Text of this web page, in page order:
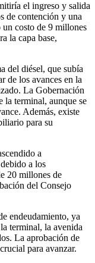
el ingreso y salida
de contención y una
un costo de 9 millones
la capa base,
del diésel, que subía
de los avances en la
La Gobernación
la terminal, aunque se
Además, existe
para su
a
a los
20 millones de
del Consejo
endeudamiento, ya
terminal, la avenida
La aprobación de
para avanzar.